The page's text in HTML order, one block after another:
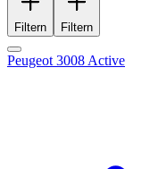
Filtern Filtern
Peugeot 3008 Active